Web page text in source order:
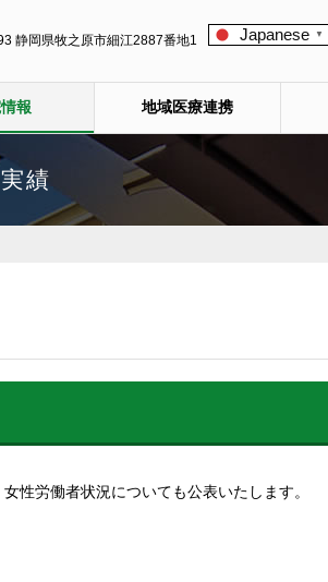
静岡県牧之原市細江2887番地1 Japanese ▼
報 地域医療連携
績
性労働者状況についても公表いたします。